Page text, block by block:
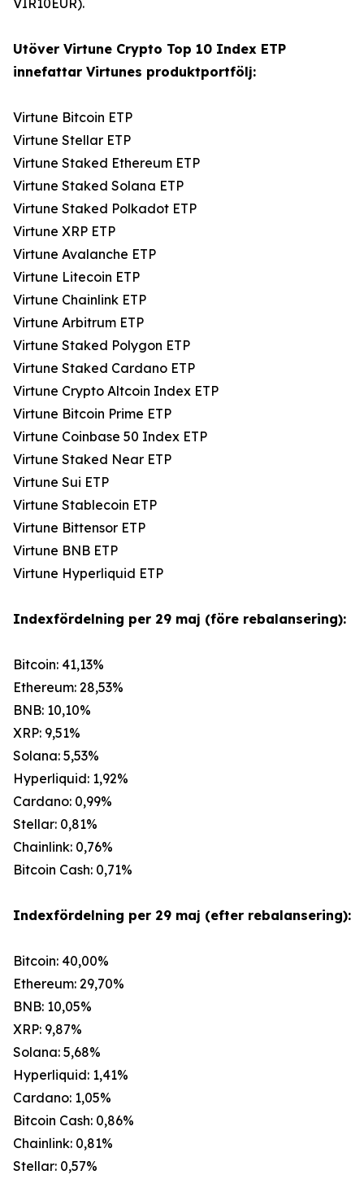
VIR10EUR).
Utöver Virtune Crypto Top 10 Index ETP
innefattar Virtunes produktportfölj:
Virtune Bitcoin ETP
Virtune Stellar ETP
Virtune Staked Ethereum ETP
Virtune Staked Solana ETP
Virtune Staked Polkadot ETP
Virtune XRP ETP
Virtune Avalanche ETP
Virtune Litecoin ETP
Virtune Chainlink ETP
Virtune Arbitrum ETP
Virtune Staked Polygon ETP
Virtune Staked Cardano ETP
Virtune Crypto Altcoin Index ETP
Virtune Bitcoin Prime ETP
Virtune Coinbase 50 Index ETP
Virtune Staked Near ETP
Virtune Sui ETP
Virtune Stablecoin ETP
Virtune Bittensor ETP
Virtune BNB ETP
Virtune Hyperliquid ETP
Indexfördelning per 29 maj (före rebalansering):
Bitcoin: 41,13%
Ethereum: 28,53%
BNB: 10,10%
XRP: 9,51%
Solana: 5,53%
Hyperliquid: 1,92%
Cardano: 0,99%
Stellar: 0,81%
Chainlink: 0,76%
Bitcoin Cash: 0,71%
Indexfördelning per 29 maj (efter rebalansering):
Bitcoin: 40,00%
Ethereum: 29,70%
BNB: 10,05%
XRP: 9,87%
Solana: 5,68%
Hyperliquid: 1,41%
Cardano: 1,05%
Bitcoin Cash: 0,86%
Chainlink: 0,81%
Stellar: 0,57%